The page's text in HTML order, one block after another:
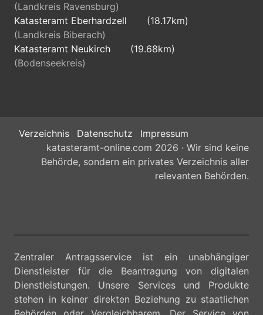
(Landkreis Ravensburg)
Katasteramt Eberhardzell
(18.17km)
(Landkreis Biberach)
Katasteramt Neukirch
(19.68km)
(Bodenseekreis)
Verzeichnis Datenschutz
Impressum
katasteramt-online.com 2026 · Wir sind keine
Behörde, sondern ein privates Verzeichnis aller
relevanten Behörden.
Zentraler Antragsservice ist ein unabhängiger
Dienstleister für die Beantragung von digitalen
Dienstleistungen. Unsere Services und Produkte
stehen in keiner direkten Beziehung zu staatlichen